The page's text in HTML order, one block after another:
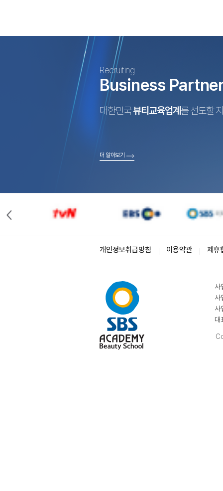
Recruiting
Business
대한민국뷰티교육업계 를 선도할
더 알아보기
개인정보취급방침 이용약관 제휴
사
사
사
대